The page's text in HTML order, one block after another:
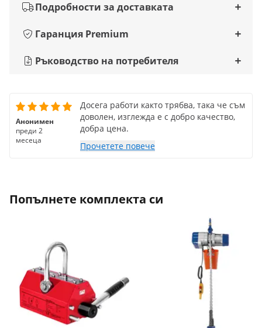
Подробности за доставката
Гаранция Premium
Ръководство на потребителя
Анонимен
преди 2
месеца
Досега работи както трябва, така че съм
доволен, изглежда е с добро качество,
добра цена.
Прочетете повече
Попълнете комплекта си